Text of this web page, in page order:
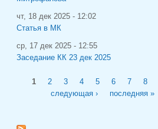
чт, 18 дек 2025 - 12:02
Статья в МК
ср, 17 дек 2025 - 12:55
Заседание КК 23 дек 2025
Страницы
1 2 3 4 5 6 7 8
следующая ›
последняя »